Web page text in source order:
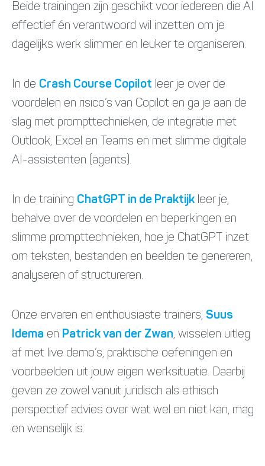
Beide trainingen zijn geschikt voor iedereen die AI
effectief én verantwoord wil inzetten om je
dagelijks werk slimmer en leuker te organiseren.
In de Crash Course Copilot leer je over de
voordelen en risico’s van Copilot en ga je aan de
slag met prompttechnieken, de integratie met
Outlook, Excel en Teams en met slimme digitale
AI-assistenten (agents).
In de training ChatGPT in de Praktijk leer je,
behalve over de voordelen en beperkingen en
slimme prompttechnieken, hoe je ChatGPT inzet
om teksten, bestanden en beelden te genereren,
analyseren of structureren.
Onze ervaren en enthousiaste trainers, Suus
Idema en Patrick van der Zwan, wisselen uitleg
af met live demo’s, praktische oefeningen en
voorbeelden uit jouw eigen werksituatie. Daarbij
geven ze zowel vanuit juridisch als ethisch
perspectief advies over wat wel en niet kan, mag
en wenselijk is.